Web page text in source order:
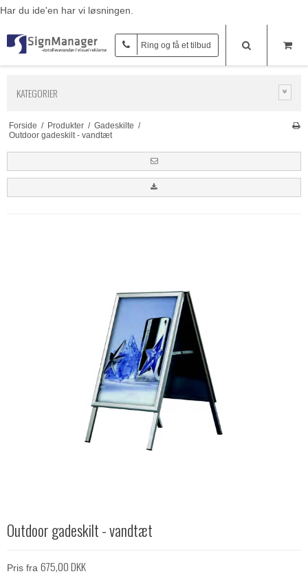
Har du ide'en har vi løsningen.
Ring og få et tilbud
KATEGORIER
Forside / Produkter / Gadeskilte /
Outdoor gadeskilt - vandtæt
Outdoor gadeskilt - vandtæt
Pris fra 675,00 DKK